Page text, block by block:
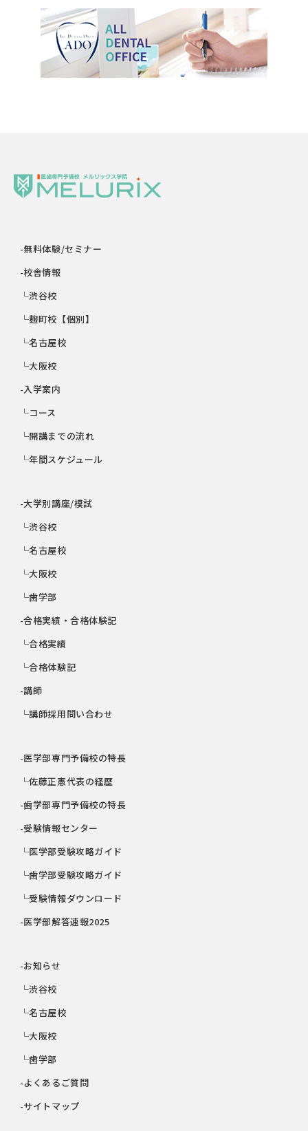
-無料体験/セミナー
-校舎情報
└渋谷校
└麹町校【個別】
└名古屋校
└大阪校
-入学案内
└コース
└開講までの流れ
└年間スケジュール
-大学別講座/模試
└渋谷校
└名古屋校
└大阪校
└歯学部
-合格実績・合格体験記
└合格実績
└合格体験記
-講師
└講師採用問い合わせ
-医学部専門予備校の特長
└佐藤正憲代表の経歴
-歯学部専門予備校の特長
-受験情報センター
└医学部受験攻略ガイド
└歯学部受験攻略ガイド
└受験情報ダウンロード
-医学部解答速報2025
-お知らせ
└渋谷校
└名古屋校
└大阪校
└歯学部
-よくあるご質問
-サイトマップ